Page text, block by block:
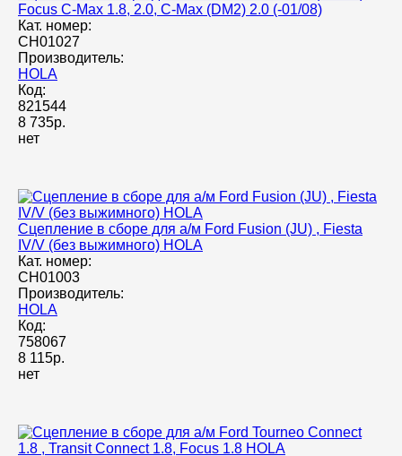
Focus C-Max 1.8, 2.0, C-Max (DM2) 2.0 (-01/08)
Кат. номер:
CH01027
Производитель:
HOLA
Код:
821544
8 735р.
нет
Сцепление в сборе для а/м Ford Fusion (JU) , Fiesta
IV/V (без выжимного) HOLA
Кат. номер:
CH01003
Производитель:
HOLA
Код:
758067
8 115р.
нет